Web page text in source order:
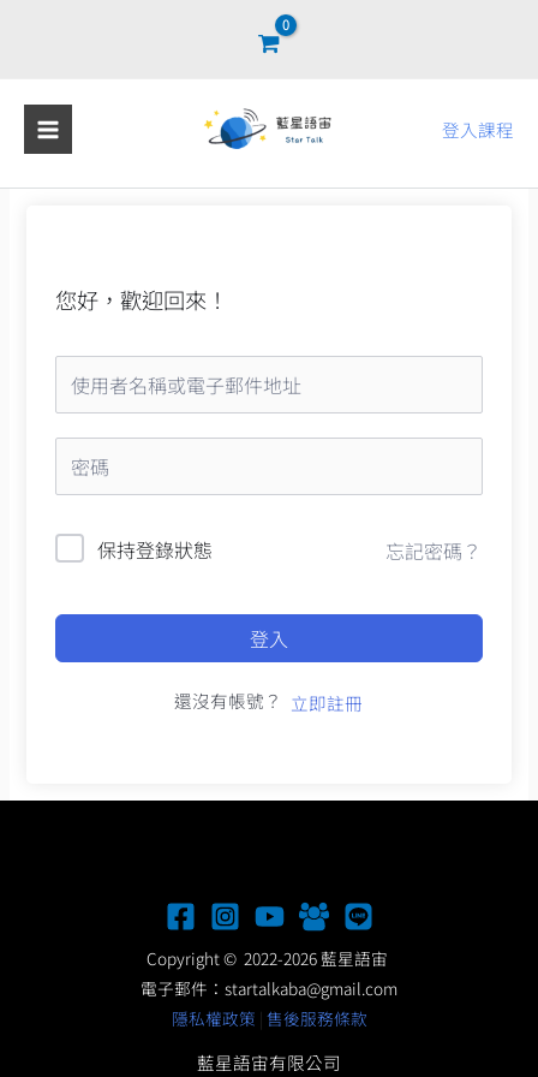
登入課程
您好，歡迎回來！
保持登錄狀態 忘記密碼？
登入
還沒有帳號？ 立即註冊
Copyright © 2022-2026 藍星語宙
電子郵件： startalkaba@gmail.com
隱私權政策 | 售後服務條款
藍星語宙有限公司